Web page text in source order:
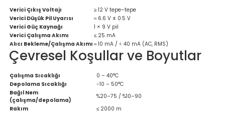
Verici Çıkış Voltajı
≥ 12 V tepe–tepe
Verici Düşük Pil Uyarısı
≈ 6.6 V ± 0.5 V
Verici Güç Kaynağı
1 × 9 V pil
Verici Çalışma Akımı
≤ 25 mA
Alıcı Bekleme/Çalışma Akımı ≈ 10 mA / < 40 mA (AC, RMS)
Çevresel Koşullar ve Boyutlar
Çalışma Sıcaklığı
0 – 40°C
Depolama Sıcaklığı
−10 – 50°C
Bağıl Nem
(çalışma/depolama)
%20–75 / %10–90
Rakım
≤ 2000 m